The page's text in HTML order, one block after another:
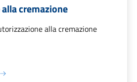
cremazione
alla cremazione